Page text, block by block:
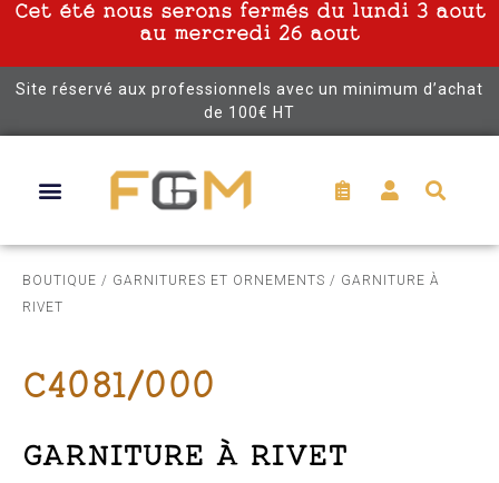
Cet été nous serons fermés du lundi 3 aout
au mercredi 26 aout
Site réservé aux professionnels avec un minimum d’achat
de 100€ HT
BOUTIQUE / GARNITURES ET ORNEMENTS / GARNITURE À
RIVET
C4081/000
GARNITURE À RIVET